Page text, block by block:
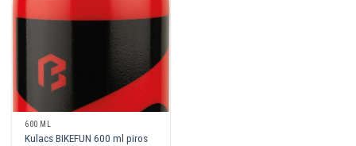
600 ML
Kulacs BIKEFUN 600 ml piros